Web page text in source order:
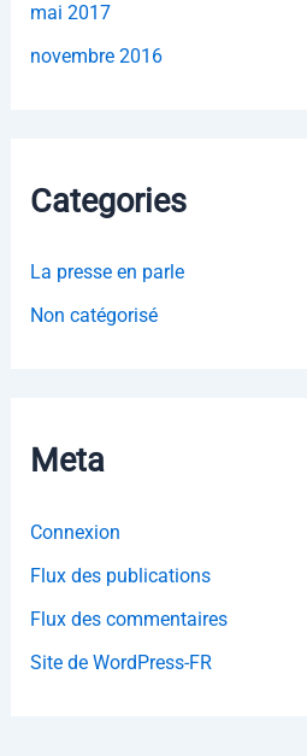
mai 2017
novembre 2016
Categories
La presse en parle
Non catégorisé
Meta
Connexion
Flux des publications
Flux des commentaires
Site de WordPress-FR